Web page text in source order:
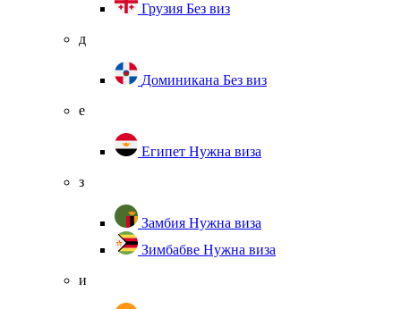
Грузия Без виз
д
Доминикана Без виз
е
Египет Нужна виза
з
Замбия Нужна виза
Зимбабве Нужна виза
и